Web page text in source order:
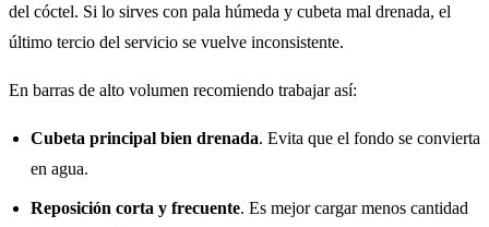
del cóctel. Si lo sirves con pala húmeda y cubeta mal drenada, el
último tercio del servicio se vuelve inconsistente.
En barras de alto volumen recomiendo trabajar así:
Cubeta principal bien drenada. Evita que el fondo se convierta
en agua.
Reposición corta y frecuente. Es mejor cargar menos cantidad